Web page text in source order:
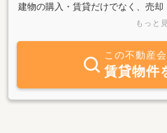
建物の購入・賃貸だけでなく、売
資物件・駐車場・駐輪場・不動産
員一同、誠心誠意、親身になって
もっと
この不動産
賃貸物件